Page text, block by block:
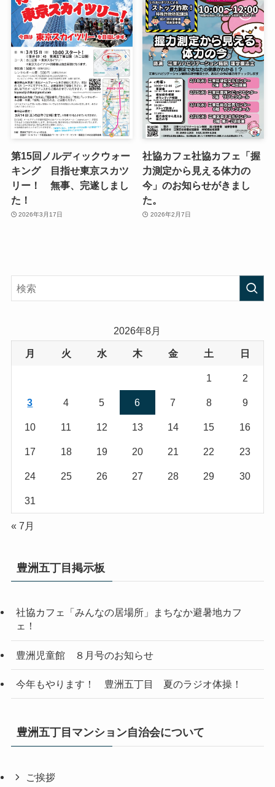
第15回ノルディックウォー
キング 目指せ東京スカツ
リー！ 無事、完遂しまし
た！
2026年3月17日
社協カフェ社協カフェ「握
力測定から見える体力の
今」のお知らせがきまし
た。
2026年2月7日
2026年8月
月 火 水 木 金 土 日
1 2
3 4 5 6 7 8 9
10 11 12 13 14 15 16
17 18 19 20 21 22 23
24 25 26 27 28 29 30
31
« 7月
豊洲五丁目掲示板
社協カフェ「みんなの居場所」まちなか避暑地カフ
ェ！
豊洲児童館 ８月号のお知らせ
今年もやります！ 豊洲五丁目 夏のラジオ体操！
豊洲五丁目マンション自治会について
ご挨拶